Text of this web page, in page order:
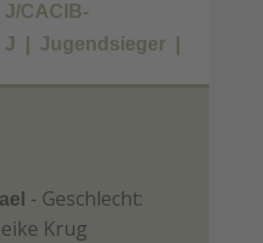
J/CACIB-
J
Jugendsieger
- Geschlecht:
Krug